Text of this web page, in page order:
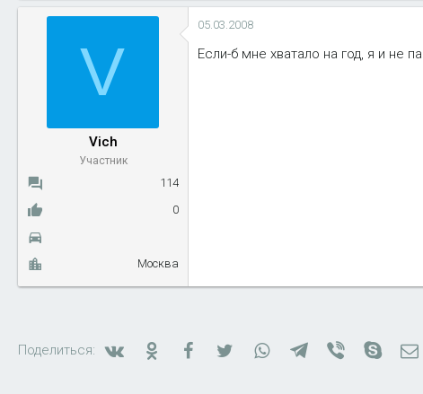
V
Vich
Участник
114
0
Москва
05.03.2008
Если-б мне хватало на год, я и не
Поделиться: ВконтактеОдноклассники
FacebookTwitterWhatsAppTelegram
Viber Skype